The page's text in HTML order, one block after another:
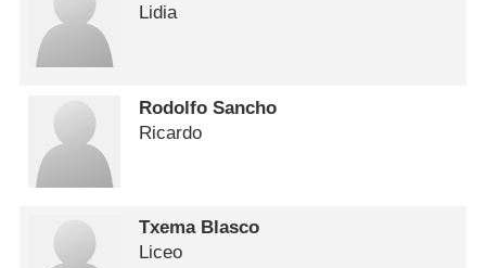
Lidia
Rodolfo Sancho
Ricardo
Txema Blasco
Liceo